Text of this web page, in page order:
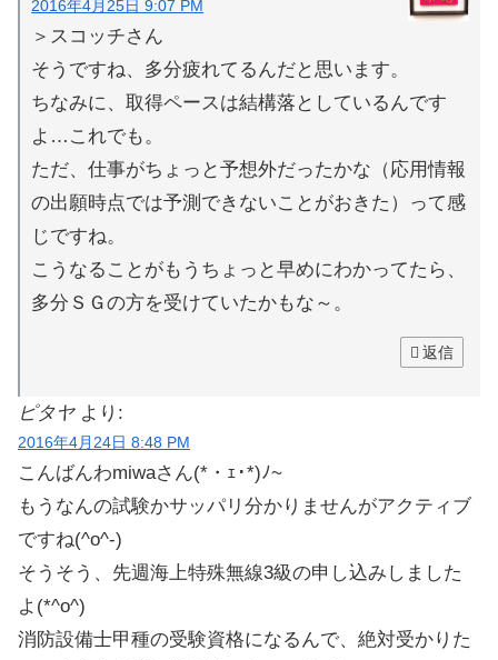
2016年4月25日 9:07 PM
＞スコッチさん
そうですね、多分疲れてるんだと思います。
ちなみに、取得ペースは結構落としているんです
よ…これでも。
ただ、仕事がちょっと予想外だったかな（応用情報
の出願時点では予測できないことがおきた）って感
じですね。
こうなることがもうちょっと早めにわかってたら、
多分ＳＧの方を受けていたかもな～。
返信
ピタヤ より:
2016年4月24日 8:48 PM
こんばんわmiwaさん(*・ｪ･*)ﾉ~
もうなんの試験かサッパリ分かりませんがアクティブ
ですね(^o^-)
そうそう、先週海上特殊無線3級の申し込みしました
よ(*^ο^)
消防設備士甲種の受験資格になるんで、絶対受かりた